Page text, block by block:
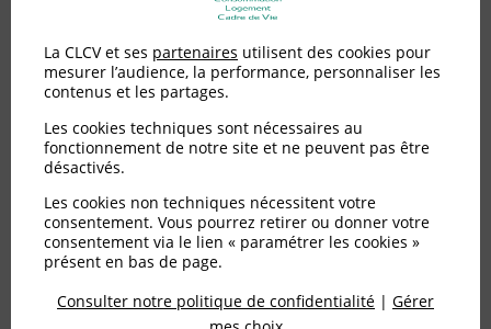
aller au fond des choses
Politique de l'eau: il faut
aller au fond des choses
Publié le22/02/2013(mis à jour le26/02/2013)
Communiqués de presse
La CLCV et ses partenaires utilisent des cookies pour
mesurer l’audience, la performance, personnaliser les
contenus et les partages.
Les cookies techniques sont nécessaires au
fonctionnement de notre site et ne peuvent pas être
désactivés.
Les cookies non techniques nécessitent votre
consentement. Vous pourrez retirer ou donner votre
consentement via le lien « paramétrer les cookies »
présent en bas de page.
Consulter notre politique de confidentialité | Gérer